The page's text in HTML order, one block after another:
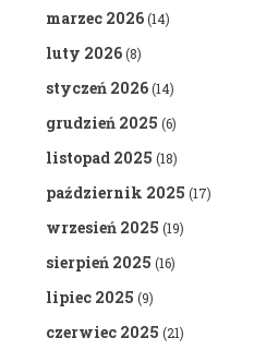
marzec 2026(14)
luty 2026(8)
styczeń 2026(14)
grudzień 2025 (6)
listopad 2025 (18)
październik 2025 (17)
wrzesień 2025 (19)
sierpień 2025 (16)
lipiec 2025 (9)
czerwiec 2025 (21)